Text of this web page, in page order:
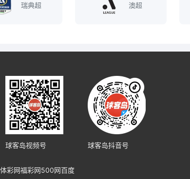
瑞典超 澳超
球客岛视频号 球客岛抖音号
体彩网福彩网500网百度